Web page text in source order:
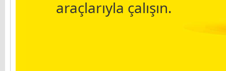
araçlarıyla çalışın.